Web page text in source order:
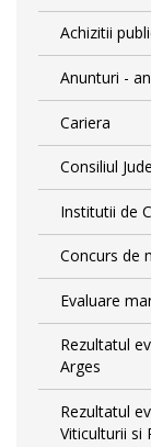
Achizitii
Anunturi -
Cariera
Consiliul
Institutii de
Concurs de
Evaluare
Rezultatul
Arges
Rezultatul
Viticulturii si